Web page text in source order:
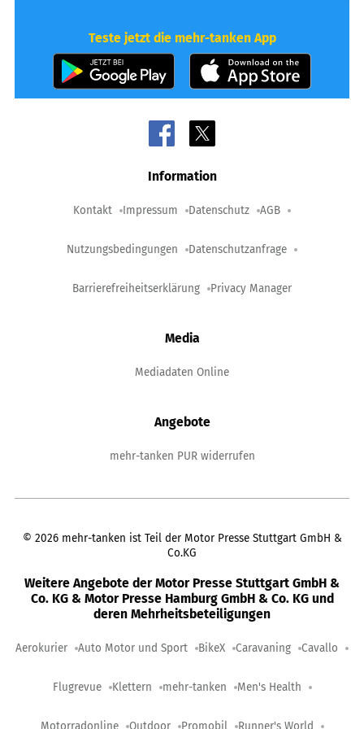
Teste jetzt die mehr-tanken App
Information
Kontakt Impressum Datenschutz AGB
Nutzungsbedingungen Datenschutzanfrage
Barrierefreiheitserklärung Privacy Manager
Media
Mediadaten Online
Angebote
mehr-tanken PUR widerrufen
© 2026 mehr-tanken ist Teil der Motor Presse Stuttgart GmbH &
Co.KG
Weitere Angebote der Motor Presse Stuttgart GmbH &
Co. KG & Motor Presse Hamburg GmbH & Co. KG und
deren Mehrheitsbeteiligungen
Aerokurier Auto Motor und Sport BikeX Caravaning Cavallo
Flugrevue Klettern mehr-tanken Men's Health